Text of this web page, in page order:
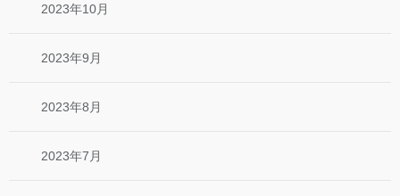
2023年10月
2023年9月
2023年8月
2023年7月